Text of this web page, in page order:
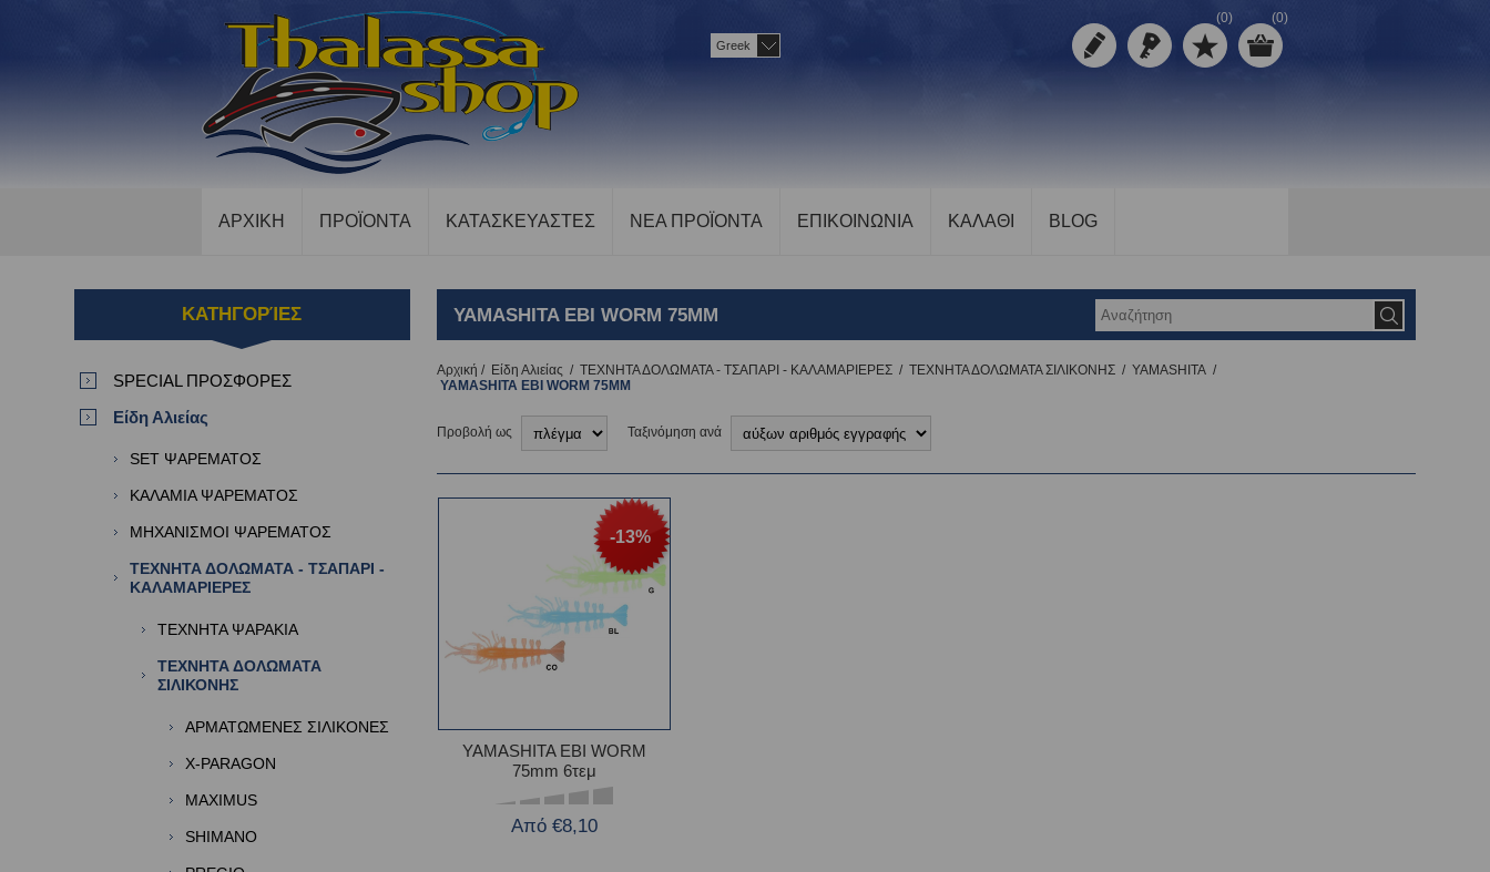
(0) (0)
Greek
ΑΡΧΙΚΗ ΠΡΟΪΟΝΤΑ ΚΑΤΑΣΚΕΥΑΣΤΕΣ ΝΕΑ ΠΡΟΪΟΝΤΑ ΕΠΙΚΟΙΝΩΝΙΑ ΚΑΛΑΘΙ BLOG
YAMASHITA EBI WORM 75MM
Αρχική / Είδη Αλιείας / ΤΕΧΝΗΤΑ ΔΟΛΩΜΑΤΑ - ΤΣΑΠΑΡΙ - ΚΑΛΑΜΑΡΙΕΡΕΣ / ΤΕΧΝΗΤΑ ΔΟΛΩΜΑΤΑ ΣΙΛΙΚΟΝΗΣ / YAMASHITA /
YAMASHITA EBI WORM 75MM
Προβολή ως Ταξινόμηση ανά
-13%
YAMASHITA EBI WORM
75mm 6τεμ
Από €8,10
ΚΑΤΗΓΟΡΊΕΣ
SPECIAL ΠΡΟΣΦΟΡΕΣ
Είδη Αλιείας
SET ΨΑΡΕΜΑΤΟΣ
ΚΑΛΑΜΙΑ ΨΑΡΕΜΑΤΟΣ
ΜΗΧΑΝΙΣΜΟΙ ΨΑΡΕΜΑΤΟΣ
ΤΕΧΝΗΤΑ ΔΟΛΩΜΑΤΑ - ΤΣΑΠΑΡΙ -
ΚΑΛΑΜΑΡΙΕΡΕΣ
ΤΕΧΝΗΤΑ ΨΑΡΑΚΙΑ
ΤΕΧΝΗΤΑ ΔΟΛΩΜΑΤΑ
ΣΙΛΙΚΟΝΗΣ
ΑΡΜΑΤΩΜΕΝΕΣ ΣΙΛΙΚΟΝΕΣ
X-PARAGON
MAXIMUS
SHIMANO